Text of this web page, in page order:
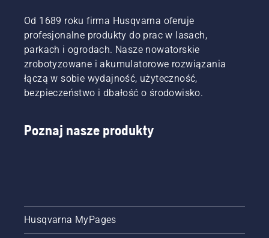
Od 1689 roku firma Husqvarna oferuje
profesjonalne produkty do prac w lasach,
parkach i ogrodach. Nasze nowatorskie
zrobotyzowane i akumulatorowe rozwiązania
łączą w sobie wydajność, użyteczność,
bezpieczeństwo i dbałość o środowisko.
Poznaj nasze produkty
Husqvarna MyPages